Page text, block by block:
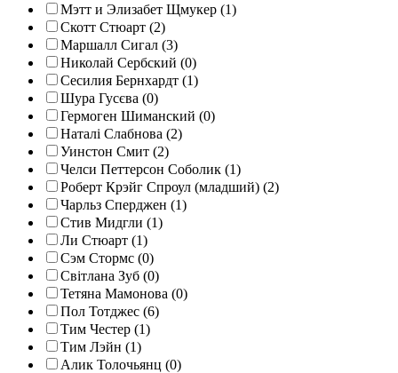
Мэтт и Элизабет Щмукер (1)
Скотт Стюарт (2)
Маршалл Сигал (3)
Николай Сербский (0)
Сесилия Бернхардт (1)
Шура Гусєва (0)
Гермоген Шиманский (0)
Наталі Слабнова (2)
Уинстон Смит (2)
Челси Петтерсон Соболик (1)
Роберт Крэйг Спроул (младший) (2)
Чарльз Сперджен (1)
Стив Мидгли (1)
Ли Стюарт (1)
Сэм Стормс (0)
Світлана Зуб (0)
Тетяна Мамонова (0)
Пол Тотджес (6)
Тим Честер (1)
Тим Лэйн (1)
Алик Толочьянц (0)